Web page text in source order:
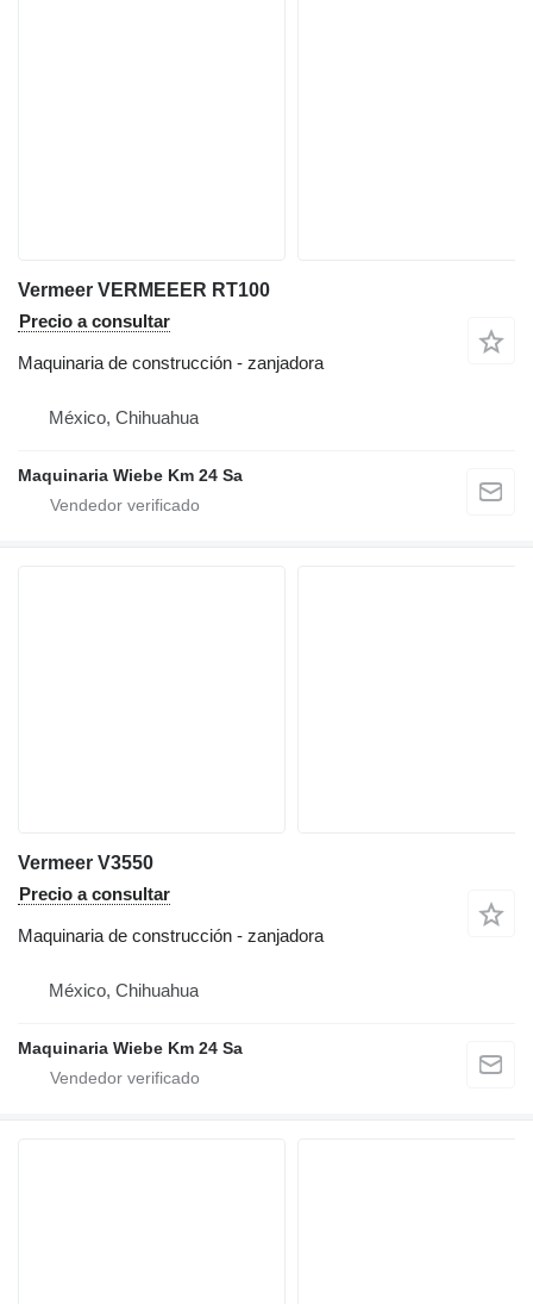
Vermeer VERMEEER RT100
Precio a consultar
Maquinaria de construcción - zanjadora
México, Chihuahua
Maquinaria Wiebe Km 24 Sa
Vermeer V3550
Precio a consultar
Maquinaria de construcción - zanjadora
México, Chihuahua
Maquinaria Wiebe Km 24 Sa